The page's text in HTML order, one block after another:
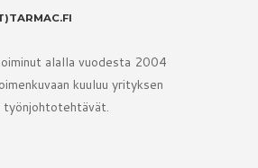
alalla vuodesta 2004
kuuluu yrityksen
työnjohtotehtävät.